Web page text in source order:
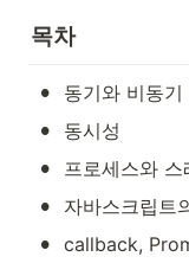
목차
• 동기와 비동기
• 동시성
• 프로세스와 스
• 자바스크립트
• callback,